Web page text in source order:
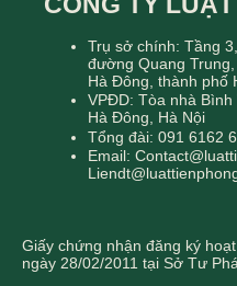
Trụ sở chính: Tầng
đường Quang
Hà Đông, thành phố
VPĐD: Tòa nhà
Hà Đông, Hà Nội
Tổng đài: 091 6162
Email:
Giấy chứng nhận đăng ký
ngày 28/02/2011 tại Sở Tư